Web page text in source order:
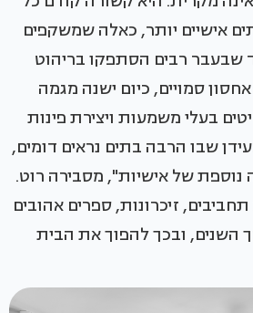
אישיים יותר, כאלה שמשקפים
שבעבר רבים הסתפקו בריהוט
סמויים, כיום ישנה מגמה
בעלי משמעות ויצירת פינות
שבו הרבה בתים נראים דומים,
נוספת של אישיות", מסבירה רוט.
זיכרונות, ספרים אהובים
השנים, ובכך להפוך את הבית